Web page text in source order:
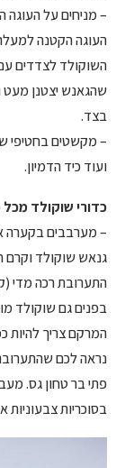
– מניחים על
העוגה הקטנה
השוקולד לצדדים
שהגאנש יצטנן מעט
בצד.
– מקשטים בחטיפי
ועוד כיד הדמיון.
כדורי שוקולד
– מערבבים בקערה
גנאש שוקולד וקרם
התערובת רכה מדי
בפנים גם שוקולד
המרקם צריך להיות
נראה לכם
פתי בר טחון גס.
בסוכריות צבעוניות